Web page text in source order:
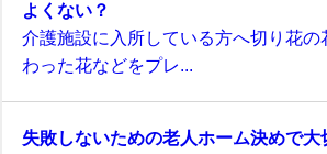
よくない？
介護施設に入所している方へ切り花の
わった花などをプレ...
失敗しないための老人ホーム決めで大